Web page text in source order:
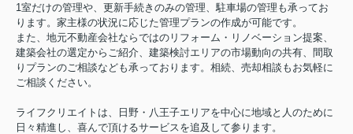
1室だけの管理や、更新手続きのみの管理、駐車場の管理も承ってお
ります。家主様の状況に応じた管理プランの作成が可能です。
また、地元不動産会社ならではのリフォーム・リノベーション提案、
建築会社の選定からご紹介、建築検討エリアの市場動向の共有、間取
りプランのご相談なども承っております。相続、売却相談もお気軽に
ご相談ください。
ライフクリエイトは、日野・八王子エリアを中心に地域と人のために
日々精進し、喜んで頂けるサービスを追及して参ります。